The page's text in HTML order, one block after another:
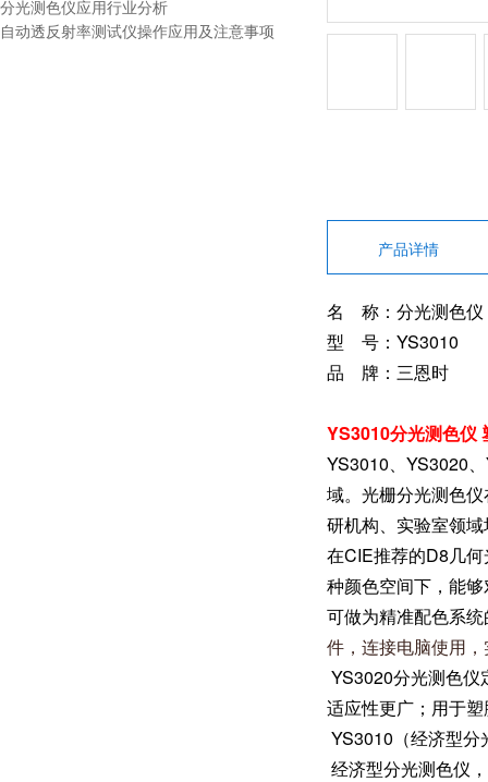
分光测色仪应用行业分析
自动透反射率测试仪操作应用及注意事项
产品详情
名 称：分光测色仪
型 号：YS3010
品 牌：三恩时
YS3010分光测色仪
YS3010、YS3020
域。光栅分光测色
研机构、实验室领
在CIE推荐的D8几
种颜色空间下，能
可做为精准配色系
件，连接电脑使用
YS3020分光测色仪
适应性更广；用于
YS3010（经济型分
经济型分光测色仪